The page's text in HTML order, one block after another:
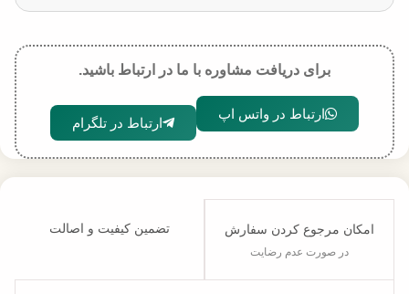
برای دریافت مشاوره با ما در ارتباط باشید.
ارتباط در واتس اپ
ارتباط در تلگرام
امکان مرجوع کردن سفارش
در صورت عدم رضایت
تضمین کیفیت و اصالت